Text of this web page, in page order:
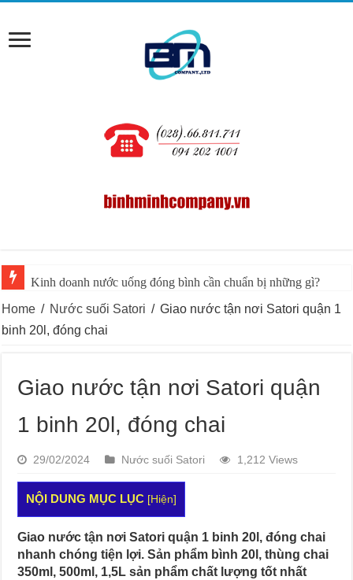
Kinh doanh nước uống đóng bình cần chuẩn bị những gì?
Giải pháp tối ưu không gian kho hàng cho cửa hàng nước uống
Home / Nước suối Satori / Giao nước tận nơi Satori quận 1
binh 20l, đóng chai
Giao nước tận nơi Satori quận
1 binh 20l, đóng chai
29/02/2024 Nước suối Satori 1,212 Views
NỘI DUNG MỤC LỤC [Hiện]
Giao nước tận nơi Satori quận 1 binh 20l, đóng chai
nhanh chóng tiện lợi. Sản phẩm bình 20l, thùng chai
350ml, 500ml, 1,5L sản phẩm chất lượng tốt nhất